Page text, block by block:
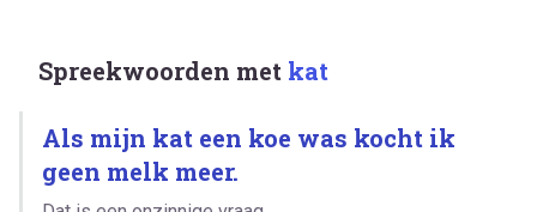
Spreekwoorden met kat
Als mijn kat een koe was kocht ik
geen melk meer.